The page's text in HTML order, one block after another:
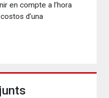
en compte a l’hora
d’una